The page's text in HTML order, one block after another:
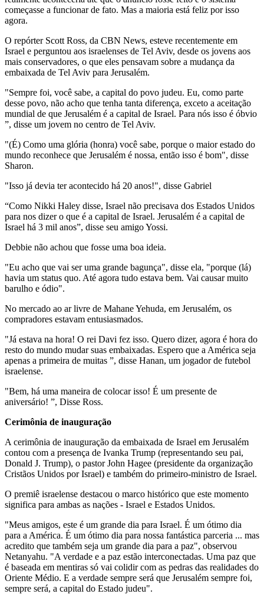
começasse a funcionar de fato. Mas a maioria está feliz por isso
agora.
O repórter Scott Ross, da CBN News, esteve recentemente em
Israel e perguntou aos israelenses de Tel Aviv, desde os jovens aos
mais conservadores, o que eles pensavam sobre a mudança da
embaixada de Tel Aviv para Jerusalém.
"Sempre foi, você sabe, a capital do povo judeu. Eu, como parte
desse povo, não acho que tenha tanta diferença, exceto a aceitação
mundial de que Jerusalém é a capital de Israel. Para nós isso é óbvio
”, disse um jovem no centro de Tel Aviv.
"(É) Como uma glória (honra) você sabe, porque o maior estado do
mundo reconhece que Jerusalém é nossa, então isso é bom", disse
Sharon.
"Isso já devia ter acontecido há 20 anos!", disse Gabriel
“Como Nikki Haley disse, Israel não precisava dos Estados Unidos
para nos dizer o que é a capital de Israel. Jerusalém é a capital de
Israel há 3 mil anos”, disse seu amigo Yossi.
Debbie não achou que fosse uma boa ideia.
"Eu acho que vai ser uma grande bagunça", disse ela, "porque (lá)
havia um status quo. Até agora tudo estava bem. Vai causar muito
barulho e ódio".
No mercado ao ar livre de Mahane Yehuda, em Jerusalém, os
compradores estavam entusiasmados.
"Já estava na hora! O rei Davi fez isso. Quero dizer, agora é hora do
resto do mundo mudar suas embaixadas. Espero que a América seja
apenas a primeira de muitas ”, disse Hanan, um jogador de futebol
israelense.
"Bem, há uma maneira de colocar isso! É um presente de
aniversário! ”, Disse Ross.
Cerimônia de inauguração
A cerimônia de inauguração da embaixada de Israel em Jerusalém
contou com a presença de Ivanka Trump (representando seu pai,
Donald J. Trump), o pastor John Hagee (presidente da organização
Cristãos Unidos por Israel) e também do primeiro-ministro de Israel.
O premiê israelense destacou o marco histórico que este momento
significa para ambas as nações - Israel e Estados Unidos.
"Meus amigos, este é um grande dia para Israel. É um ótimo dia
para a América. É um ótimo dia para nossa fantástica parceria ... mas
acredito que também seja um grande dia para a paz", observou
Netanyahu. "A verdade e a paz estão interconectadas. Uma paz que
é baseada em mentiras só vai colidir com as pedras das realidades do
Oriente Médio. E a verdade sempre será que Jerusalém sempre foi,
sempre será, a capital do Estado judeu".